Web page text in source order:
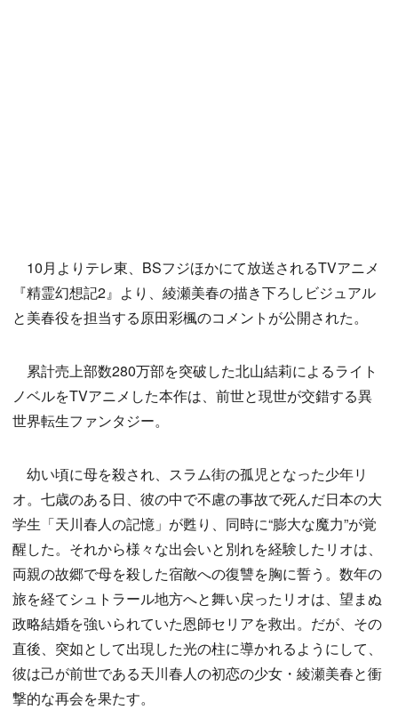
10月よりテレ東、BSフジほかにて放送されるTVアニメ
『精霊幻想記2』より、綾瀬美春の描き下ろしビジュアル
と美春役を担当する原田彩楓のコメントが公開された。
累計売上部数280万部を突破した北山結莉によるライト
ノベルをTVアニメした本作は、前世と現世が交錯する異
世界転生ファンタジー。
幼い頃に母を殺され、スラム街の孤児となった少年リ
オ。七歳のある日、彼の中で不慮の事故で死んだ日本の大
学生「天川春人の記憶」が甦り、同時に“膨大な魔力”が覚
醒した。それから様々な出会いと別れを経験したリオは、
両親の故郷で母を殺した宿敵への復讐を胸に誓う。数年の
旅を経てシュトラール地方へと舞い戻ったリオは、望まぬ
政略結婚を強いられていた恩師セリアを救出。だが、その
直後、突如として出現した光の柱に導かれるようにして、
彼は己が前世である天川春人の初恋の少女・綾瀬美春と衝
撃的な再会を果たす。